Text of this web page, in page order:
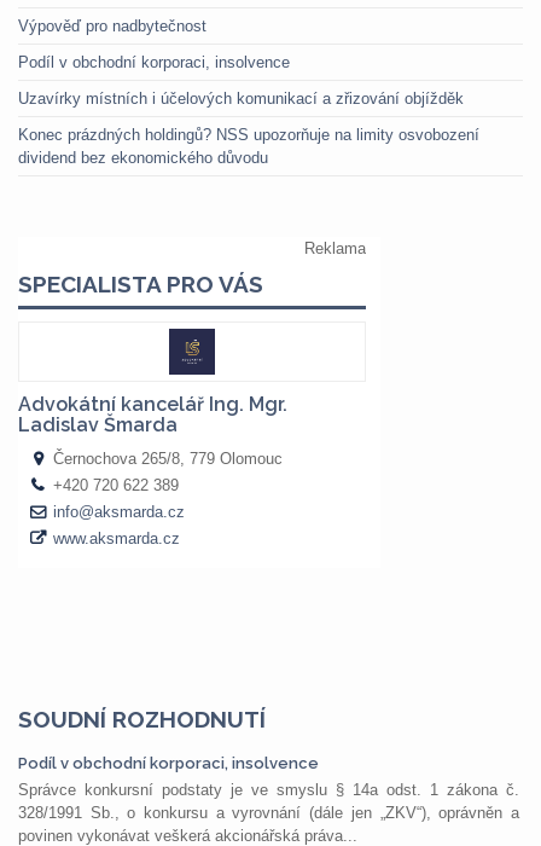
Výpověď pro nadbytečnost
Podíl v obchodní korporaci, insolvence
Uzavírky místních i účelových komunikací a zřizování objížděk
Konec prázdných holdingů? NSS upozorňuje na limity osvobození
dividend bez ekonomického důvodu
SOUDNÍ ROZHODNUTÍ
Podíl v obchodní korporaci, insolvence
Správce konkursní podstaty je ve smyslu § 14a odst. 1 zákona č.
328/1991 Sb., o konkursu a vyrovnání (dále jen „ZKV“), oprávněn a
povinen vykonávat veškerá akcionářská práva...